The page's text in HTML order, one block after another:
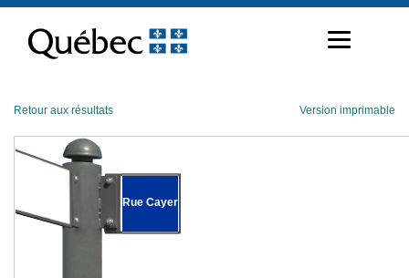
contenu
Retour aux résultats Version imprimable
Rue Cayer